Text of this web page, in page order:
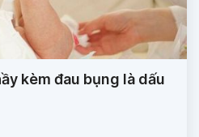
kèm đau bụng là dấu